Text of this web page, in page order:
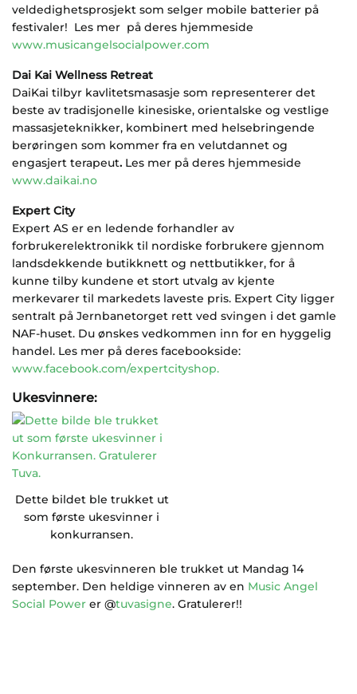
veldedighetsprosjekt som selger mobile batterier på
festivaler! Les mer på deres hjemmeside
www.musicangelsocialpower.com
Dai Kai Wellness Retreat
DaiKai tilbyr kavlitetsmasasje som representerer det
beste av tradisjonelle kinesiske, orientalske og vestlige
massasjeteknikker, kombinert med helsebringende
berøringen som kommer fra en velutdannet og
engasjert terapeut. Les mer på deres hjemmeside
www.daikai.no
Expert City
Expert AS er en ledende forhandler av
forbrukerelektronikk til nordiske forbrukere gjennom
landsdekkende butikknett og nettbutikker, for å
kunne tilby kundene et stort utvalg av kjente
merkevarer til markedets laveste pris. Expert City ligger
sentralt på Jernbanetorget rett ved svingen i det gamle
NAF-huset. Du ønskes vedkommen inn for en hyggelig
handel. Les mer på deres facebookside:
www.facebook.com/expertcityshop.
Ukesvinnere:
Dette bildet ble trukket ut
som første ukesvinner i
konkurransen.
Den første ukesvinneren ble trukket ut Mandag 14
september. Den heldige vinneren av en Music Angel
Social Power er @tuvasigne. Gratulerer!!